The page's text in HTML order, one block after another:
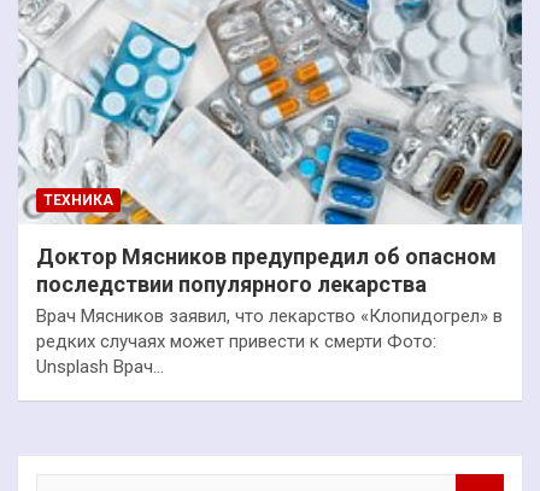
ТЕХНИКА
Доктор Мясников предупредил об опасном
последствии популярного лекарства
Врач Мясников заявил, что лекарство «Клопидогрел» в
редких случаях может привести к смерти Фото:
Unsplash Врач…